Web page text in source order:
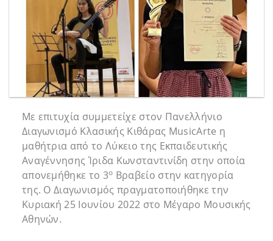
Με επιτυχία συμμετείχε στον Πανελλήνιο
Διαγωνισμό Κλασικής Κιθάρας MusicArte η
μαθήτρια από το Λύκειο της Εκπαιδευτικής
Αναγέννησης Ίριδα Κωνσταντινίδη στην οποία
απονεμήθηκε το 3ο Βραβείο στην κατηγορία
της. Ο Διαγωνισμός πραγματοποιήθηκε την
Κυριακή 25 Ιουνίου 2022 στο Μέγαρο Μουσικής
Αθηνών.